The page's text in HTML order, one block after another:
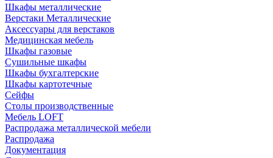
Шкафы металлические
Верстаки Металлические
Аксессуары для верстаков
Медицинская мебель
Шкафы газовые
Сушильные шкафы
Шкафы бухгалтерские
Шкафы картотечные
Сейфы
Столы производственные
Мебель LOFT
Распродажа металлической мебели
Распродажа
Документация